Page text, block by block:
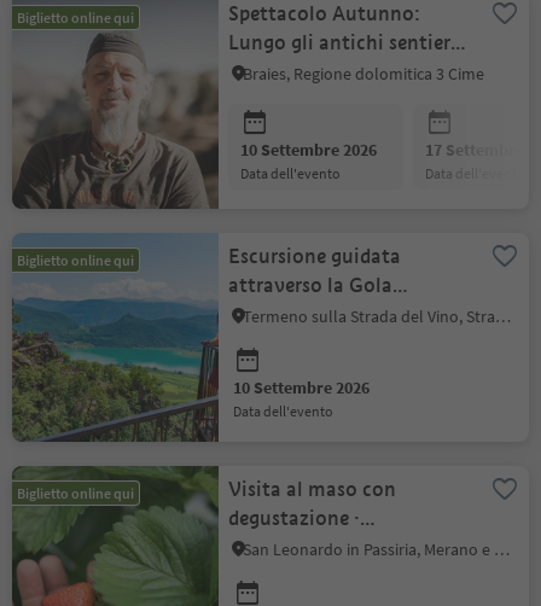
Biglietto online qui
Spettacolo Autunno:
Lungo gli antichi sentieri
dei pastori
Braies, Regione dolomitica 3 Cime
10 Settembre 2026
data dell'evento
17 Settembre
data dell'evento
Biglietto online qui
Escursione guidata
attraverso la Gola
Rastenbachklamm
Termeno sulla Strada del Vino, Strada del Vino
10 Settembre 2026
data dell'evento
Biglietto online qui
Visita al maso con
degustazione ·
Manggerhof
San Leonardo in Passiria, Merano e dintorni